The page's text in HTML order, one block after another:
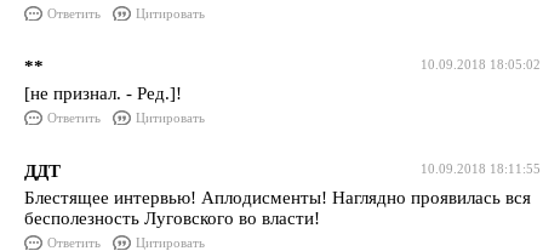
Ответить Цитировать
10.09.2018 18:05:02
**
[не признал. - Ред.]!
Ответить Цитировать
10.09.2018 18:11:55
ДДТ
Блестящее интервью! Аплодисменты! Наглядно проявилась вся
бесполезность Луговского во власти!
Ответить Цитировать